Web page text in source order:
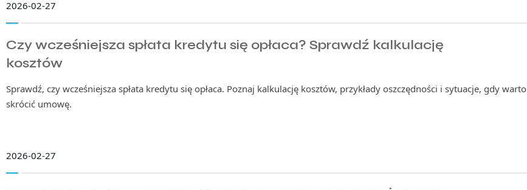
2026-02-27
Czy wcześniejsza spłata kredytu się opłaca? Sprawdź kalkulację
kosztów
Sprawdź, czy wcześniejsza spłata kredytu się opłaca. Poznaj kalkulację kosztów, przykłady oszczędności i sytuacje, gdy warto
skrócić umowę.
2026-02-27